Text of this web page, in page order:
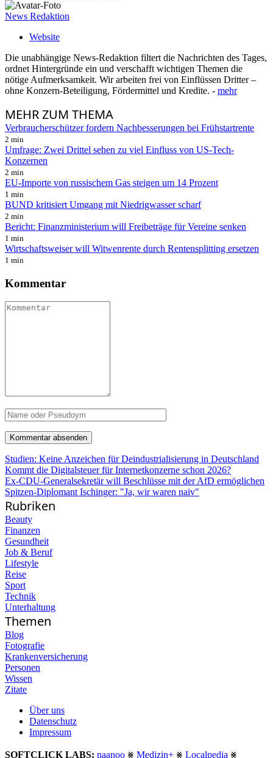
News Redaktion
Website
Die unabhängige News-Redaktion filtert die Nachrichten des Tages,
ordnet Hintergründe ein und verschafft wichtigen Themen die
nötige Aufmerksamkeit. Wir arbeiten frei von Einflüssen Dritter –
ohne Konzern-Beteiligung, Fördermittel und Kredite. - mehr
MEHRZUM THEMA
Verbraucherschützer fordern Nachbesserungen bei Frühstartrente
2 min
Umfrage: Zwei Drittel sehen zu viel Einfluss von US-Tech-
Konzernen
2 min
EU-Importe von russischem Gas steigen um 14 Prozent
1 min
BUND kritisiert Umgang mit Niedrigwasser scharf
2 min
Bericht: Finanzministerium will Freibeträge für Vereine senken
1 min
Wirtschaftsweiser will Witwenrente durch Rentensplitting ersetzen
1 min
Kommentar
Studien: Keine Anzeichen für Deindustrialisierung in Deutschland
Kommt die Digitalsteuer für Internetkonzerne schon 2026?
Ex-CDU-Generalsekretär will Beschlüsse mit der AfD ermöglichen
Spitzen-Diplomant Ischinger: "Ja, wir waren naiv"
Rubriken
Beauty
Finanzen
Gesundheit
Job & Beruf
Lifestyle
Reise
Sport
Technik
Unterhaltung
Themen
Blog
Fotografie
Krankenversicherung
Personen
Wissen
Zitate
Über uns
Datenschutz
Impressum
SOFTCLICK LABS: naanoo ⨳ Medizin+ ⨳ Localpedia ⨳